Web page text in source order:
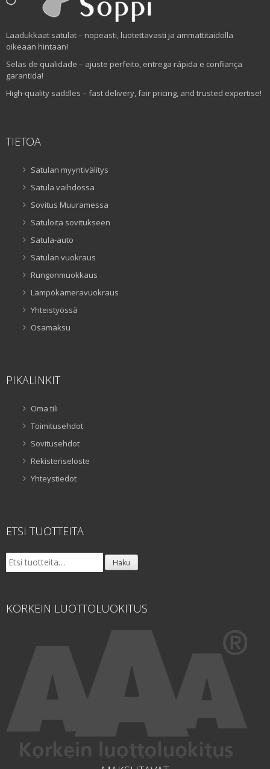
Laadukkaat satulat – nopeasti, luotettavasti ja ammattitaidolla
oikeaan hintaan!
Selas de qualidade – ajuste perfeito, entrega rápida e confiança
garantida!
High-quality saddles – fast delivery, fair pricing, and trusted expertise!
TIETOA
Satulan myyntivälitys
Satula vaihdossa
Sovitus Muuramessa
Satuloita sovitukseen
Satula-auto
Satulan vuokraus
Rungonmuokkaus
Lämpökameravuokraus
Yhteistyössä
Osamaksu
PIKALINKIT
Oma tili
Toimitusehdot
Sovitusehdot
Rekisteriseloste
Yhteystiedot
ETSI TUOTTEITA
Etsi: Haku
KORKEIN LUOTTOLUOKITUS